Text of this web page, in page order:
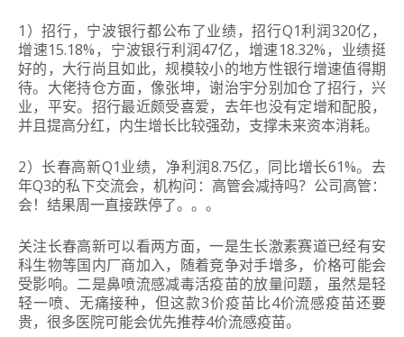
1）招行，宁波银行都公布了业绩，招行Q1利润320亿，
增速15.18%，宁波银行利润47亿，增速18.32%，业绩挺
好的，大行尚且如此，规模较小的地方性银行增速值得期
待。大佬持仓方面，像张坤，谢治宇分别加仓了招行，兴
业，平安。招行最近颇受喜爱，去年也没有定增和配股，
并且提高分红，内生增长比较强劲，支撑未来资本消耗。
2）长春高新Q1业绩，净利润8.75亿，同比增长61%。去
年Q3的私下交流会，机构问：高管会减持吗？公司高管：
会！结果周一直接跌停了。。。
关注长春高新可以看两方面，一是生长激素赛道已经有安
科生物等国内厂商加入，随着竞争对手增多，价格可能会
受影响。二是鼻喷流感减毒活疫苗的放量问题，虽然是轻
轻一喷、无痛接种，但这款3价疫苗比4价流感疫苗还要
贵，很多医院可能会优先推荐4价流感疫苗。